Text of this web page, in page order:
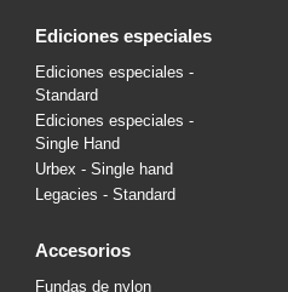
ediciones especiales
Ediciones especiales -
Standard
Ediciones especiales -
Single Hand
Urbex - Single hand
Legacies - Standard
accesorios
Fundas de nylon